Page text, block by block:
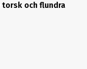
och flundra